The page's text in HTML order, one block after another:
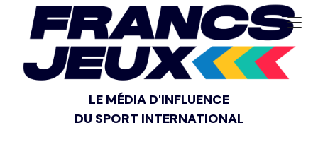
LE MÉDIA D'INFLUENCE
DU SPORT INTERNATIONAL